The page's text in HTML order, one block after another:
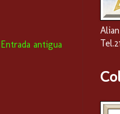
Entrada antigua